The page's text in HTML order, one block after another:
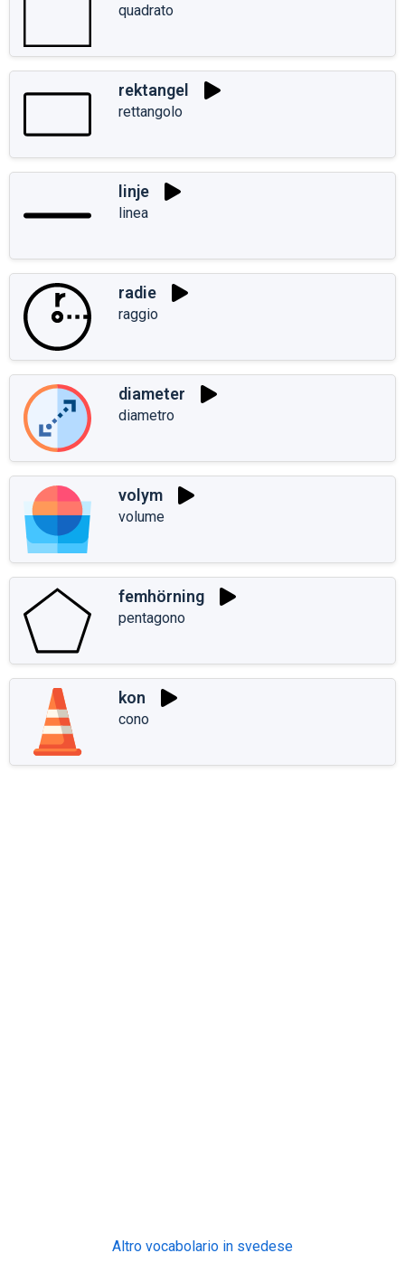
quadrato
rektangel
rettangolo
linje
linea
radie
raggio
diameter
diametro
volym
volume
femhörning
pentagono
kon
cono
Altro vocabolario in svedese